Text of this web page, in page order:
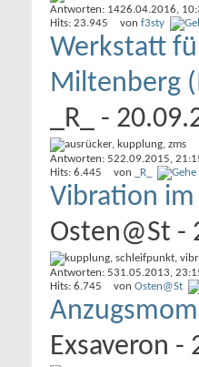
Antworten: 14
Hits: 23.945
26.04.2016,
von f3sty
Werkstatt
Miltenberg
_R_
-
Antworten: 5
Hits: 6.445
22.09.2015,
von
_R_
Vibration
Osten@St -
Antworten: 5
Hits: 6.745
31.05.2013,
von Osten@St
Exsaveron -